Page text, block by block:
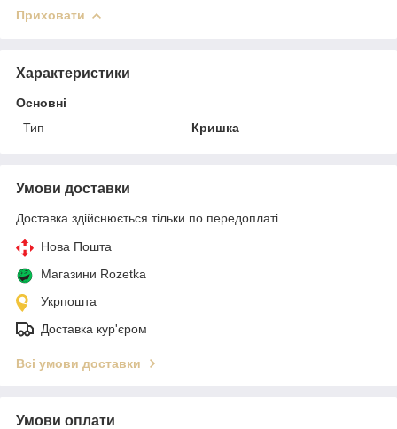
Приховати
Характеристики
Основні
Тип
Кришка
Умови доставки
Доставка здійснюється тільки по передоплаті.
Нова Пошта
Магазини Rozetka
Укрпошта
Доставка кур'єром
Всі умови доставки
Умови оплати